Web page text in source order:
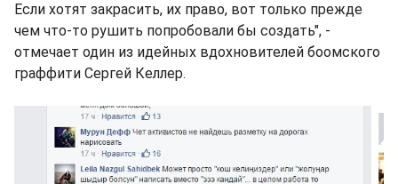
Если хотят закрасить, их право, вот только прежде
чем что-то рушить попробовали бы создать", -
отмечает один из идейных вдохновителей боомского
граффити Сергей Келлер.